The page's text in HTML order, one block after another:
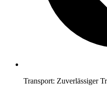
Transport: Zuverlässiger